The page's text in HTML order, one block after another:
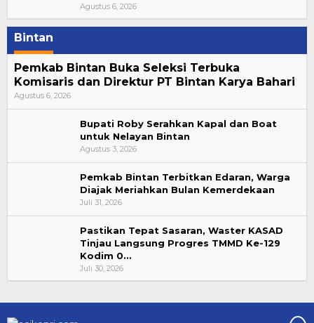
Agustus 6, 2026
Bintan
Pemkab Bintan Buka Seleksi Terbuka
Komisaris dan Direktur PT Bintan Karya Bahari
Agustus 6, 2026
Bupati Roby Serahkan Kapal dan Boat
untuk Nelayan Bintan
Agustus 3, 2026
Pemkab Bintan Terbitkan Edaran, Warga
Diajak Meriahkan Bulan Kemerdekaan
Juli 31, 2026
Pastikan Tepat Sasaran, Waster KASAD
Tinjau Langsung Progres TMMD Ke-129
Kodim 0…
Juli 30, 2026